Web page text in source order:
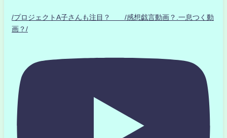
/プロジェクトA子さんも注目？ /感想戯言動画？.一息つく動
画？/